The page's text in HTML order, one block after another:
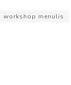
workshop menulis